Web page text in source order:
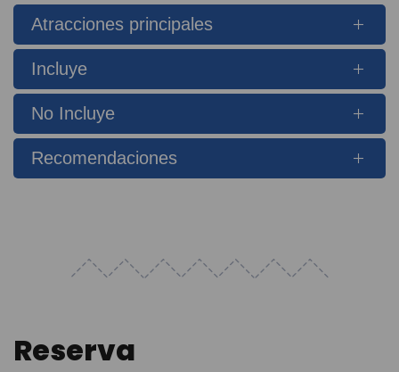
Atracciones principales
Incluye
No Incluye
Recomendaciones
Reserva